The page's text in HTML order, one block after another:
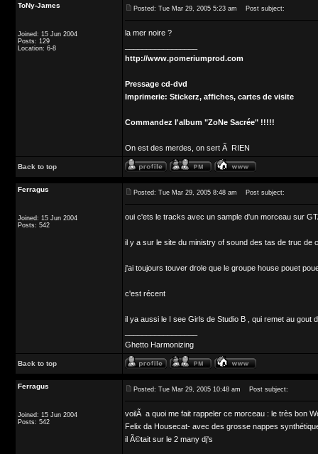
ToNy-James
Joined: 15 Jun 2004
Posts: 129
Location: 6-8
Posted: Tue Mar 29, 2005 5:23 am Post subject:
la mer noire ?
http://www.pomeriumprod.com
Pressage cd-dvd
Imprimerie: Stickerz, affiches, cartes de visite
Commandez l'album "ZoNe Sacrée" !!!!!
On est des merdes, on sert Ã RIEN
Back to top
Ferragus
Joined: 15 Jun 2004
Posts: 542
Posted: Tue Mar 29, 2005 8:48 am Post subject:
oui c'ets le tracks avec un sample d'un morceau sur
il y a sur le site du ministry of sound des tas de truc
j'ai toujours touver drole que le groupe house pouet
c'est récent
il ya aussi le I see Girls de Studio B , qui remet au gout
Ghetto Harmonizing
Back to top
Ferragus
Joined: 15 Jun 2004
Posts: 542
Posted: Tue Mar 29, 2005 10:48 am Post subject:
voilÃ a quoi me fait rappeler ce morceau : le très bon
Felix da Housecat- avec des grosse nappes
il Ã©tait sur le 2 many dj's